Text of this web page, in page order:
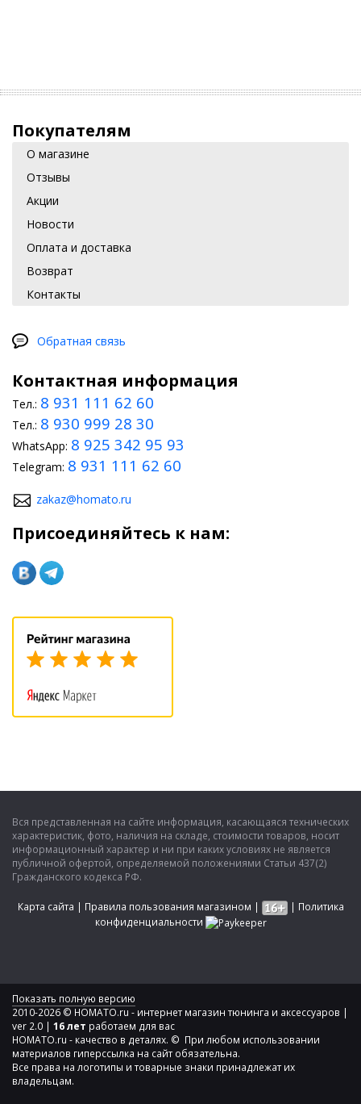
Покупателям
О магазине
Отзывы
Акции
Новости
Оплата и доставка
Возврат
Контакты
Обратная связь
Контактная информация
Тел.: 8 931 111 62 60
Тел.: 8 930 999 28 30
WhatsApp: 8 925 342 95 93
Telegram: 8 931 111 62 60
zakaz@homato.ru
Присоединяйтесь к нам:
Вся представленная на сайте информация, касающаяся технических
характеристик, фото, наличия на складе, стоимости товаров, носит
информационный характер и ни при каких условиях не является
публичной офертой, определяемой положениями Статьи 437(2)
Гражданского кодекса РФ.
Карта сайта | Правила пользования магазином | | Политика
конфиденциальности
Показать полную версию
2010-2026 © HOMATO.ru - интернет магазин тюнинга и аксессуаров |
ver 2.0 | 16 лет работаем для вас
HOMATO.ru - качество в деталях. © При любом использовании
материалов гиперссылка на сайт обязательна.
Все права на логотипы и товарные знаки принадлежат их
владельцам.